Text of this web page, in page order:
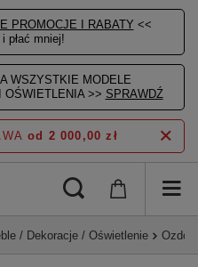
PROMOCJE I RABATY <<
płać mniej!
WSZYSTKIE MODELE
OŚWIETLENIA >> SPRAWDŹ
od 2 000,00 zł
/ Dekoracje / Oświetlenie